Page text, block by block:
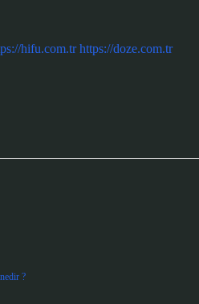
hifu.com.tr https://doze.com.tr
?